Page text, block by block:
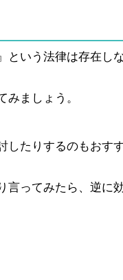
という法律は存在し
ましょう。
したりするのもおす
言ってみたら、逆に